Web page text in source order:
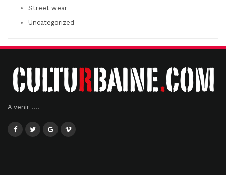
Street wear
Uncategorized
A venir ....